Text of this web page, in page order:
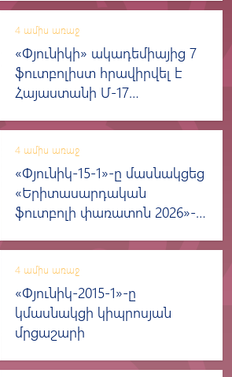
4 ամիս առաջ
«Փյունիկի» ակադեմիայից 7
ֆուտբոլիստ հրավիրվել է
Հայաստանի Մ-17
4 ամիս առաջ
«Փյունիկ-15-1»-ը մասնակցեց
«Երիտասարդական
ֆուտբոլի փառատոն 2026»-
4 ամիս առաջ
«Փյունիկ-2015-1»-ը
կմասնակցի կիպրոսյան
մրցաշարի